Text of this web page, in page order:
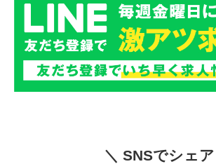
＼ SNSでシェ